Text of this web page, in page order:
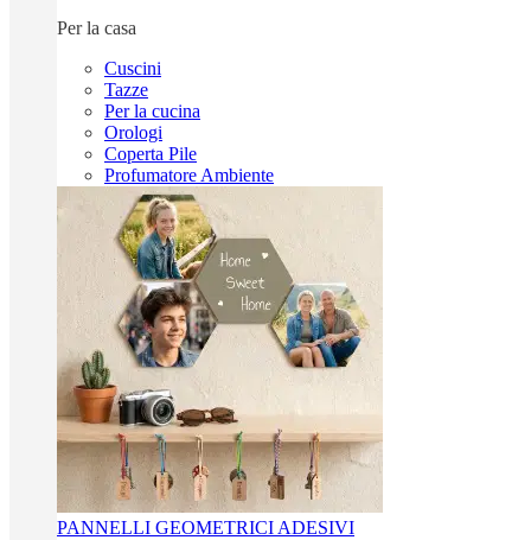
Per la casa
Cuscini
Tazze
Per la cucina
Orologi
Coperta Pile
Profumatore Ambiente
PANNELLI GEOMETRICI ADESIVI